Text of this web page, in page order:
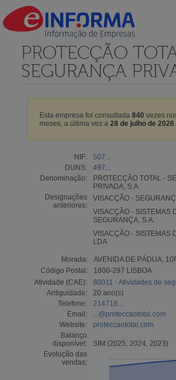
PROTECÇÃO
SEGURANÇA
Esta empresa foi consultada 840 vezes
meses, a última vez a 28 de julho de 2026.
NIF:
507...
DUNS:
497...
Denominação:
PROTECÇÃO TOTAL -
PRIVADA, S.A.
Designações
anteriores:
VISACÇÃO -
VISACÇÃO - SISTEMAS
SEGURANÇA, S.A.
VISACÇÃO - SISTEMAS
LDA
Morada:
AVENIDA DE PÁDUA,
Código Postal:
1800-297 LISBOA
Atividade (CAE):
80011 - Atividades de
Antiguidade:
20 ano(s)
Telefone:
214718...
Email:
...@proteccaototal.com
Website:
proteccaototal.com
Balanço
disponível:
SIM (2025, 2024, 2023)
Evolução das
vendas: